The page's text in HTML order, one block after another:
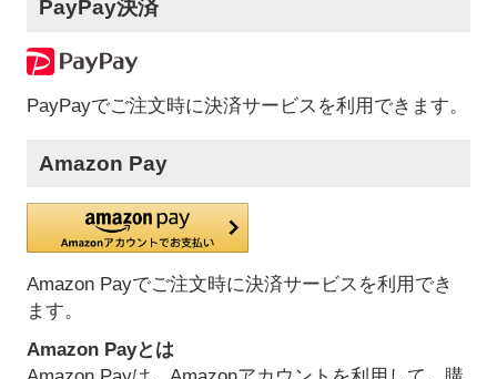
PayPay決済
PayPayでご注文時に決済サービスを利用できます。
Amazon Pay
Amazon Payでご注文時に決済サービスを利用でき
ます。
Amazon Payとは